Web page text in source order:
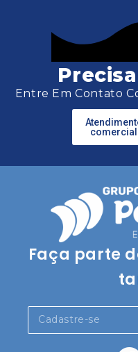
Entre Em Contato
comercial
Faça parte